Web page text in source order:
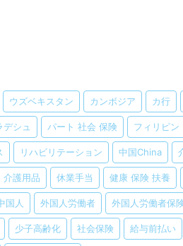
ウズベキスタン カンボジア カ行
デシュ パート 社会 保険 フィリピン
リハビリテーション 中国China
介護用品 休業手当 健康 保険 扶養
国人 外国人労働者 外国人労働者保
少子高齢化 社会保険 給与前払い